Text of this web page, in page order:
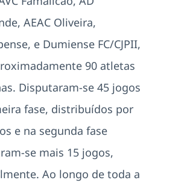
AEAC Oliveira,
e Dumiense FC/CJPII,
90 atletas
Disputaram-se 45 jogos
fase, distribuídos por
e na segunda fase
se mais 15 jogos,
Ao longo de toda a